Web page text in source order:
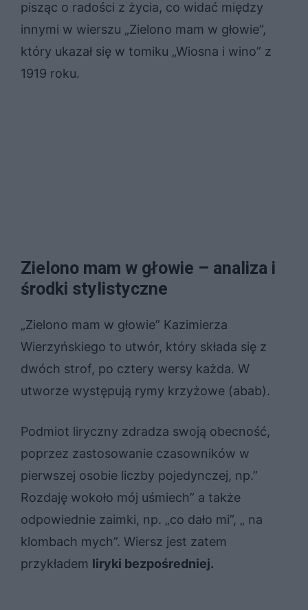
pisząc o radości z życia, co widać między
innymi w wierszu „Zielono mam w głowie”,
który ukazał się w tomiku „Wiosna i wino” z
1919 roku.
Zielono mam w głowie – analiza i
środki stylistyczne
„Zielono mam w głowie” Kazimierza
Wierzyńskiego to utwór, który składa się z
dwóch strof, po cztery wersy każda. W
utworze występują rymy krzyżowe (abab).
Podmiot liryczny zdradza swoją obecność,
poprzez zastosowanie czasowników w
pierwszej osobie liczby pojedynczej, np.”
Roz­da­ję wo­koło mój uśmiech” a także
odpowiednie zaimki, np. „co dało mi”, „ na
klombach mych”. Wiersz jest zatem
przykładem liryki bezpośredniej.